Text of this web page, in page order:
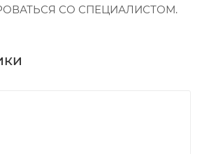
СО СПЕЦИАЛИСТОМ.